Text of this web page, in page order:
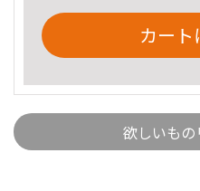
カート
欲しいも